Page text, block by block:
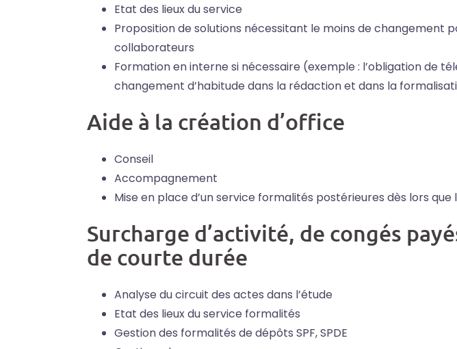
Etat des lieux du service
Proposition de solutions nécessitant le moins de changement
collaborateurs
Formation en interne si nécessaire (exemple : l’obligation de
changement d’habitude dans la rédaction et dans la
Aide à la création d’office
Conseil
Accompagnement
Mise en place d’un service formalités postérieures dès lors
Surcharge d’activité, de congés
de courte durée
Analyse du circuit des actes dans l’étude
Etat des lieux du service formalités
Gestion des formalités de dépôts SPF, SPDE